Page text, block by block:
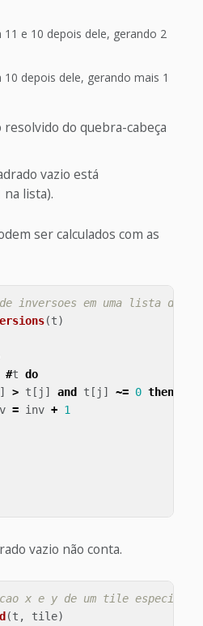
e 10 depois dele, gerando 2
depois dele, gerando mais 1
do quebra-cabeça
vazio está
na lista).
ser calculados com as
inversoes em uma lista de
(t)
#t do
] > t [ j ] and t [ j ] ~= 0 then
= inv + 1
vazio não conta.
x e y de um tile especifico
(t , tile)